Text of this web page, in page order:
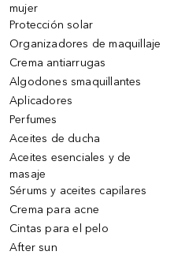
mujer
Protección solar
Organizadores de maquillaje
Crema antiarrugas
Algodones smaquillantes
Aplicadores
Perfumes
Aceites de ducha
Aceites esenciales y de
masaje
Sérums y aceites capilares
Crema para acne
Cintas para el pelo
After sun